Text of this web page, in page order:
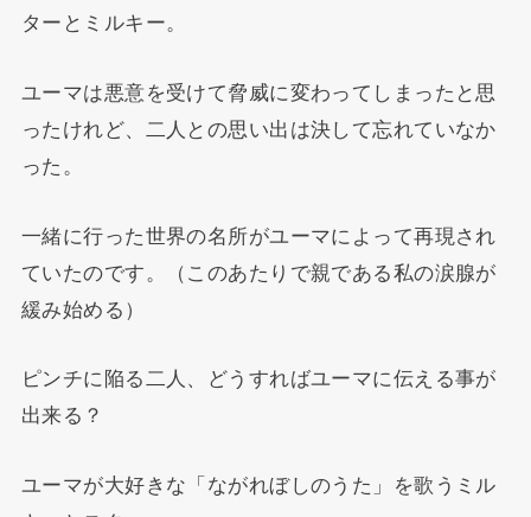
ターとミルキー。
ユーマは悪意を受けて脅威に変わってしまったと思
ったけれど、二人との思い出は決して忘れていなか
った。
一緒に行った世界の名所がユーマによって再現され
ていたのです。（このあたりで親である私の涙腺が
緩み始める）
ピンチに陥る二人、どうすればユーマに伝える事が
出来る？
ユーマが大好きな「ながれぼしのうた」を歌うミル